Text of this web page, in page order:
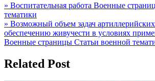
Навигация
по
записям
» Воспитательная работа Военные
тематики
» Возможный объем задач
обеспечению живучести в условиях
Военные страницы Статьи военной
Related Post